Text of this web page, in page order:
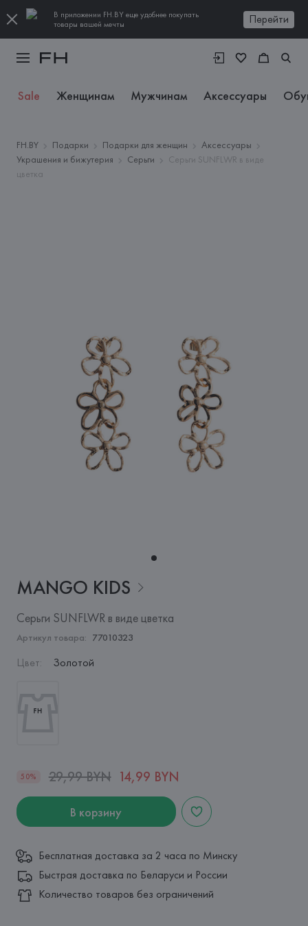
В приложении FH.BY еще удобнее покупать
товары вашей мечты
Перейти
Sale Женщинам Мужчинам Аксессуары
FH.BY Подарки Подарки для женщин
Аксессуары
Украшения и бижутерия
Серьги
Серьги SUNFLWR в виде
цветка
MANGO KIDS
Серьги SUNFLWR в виде цветка
Артикул товара: 77010323
Цвет: Золотой
50% 29,99 BYN 14,99 BYN
В корзину
Бесплатная доставка за 2 часа по Минску
Быстрая доставка по Беларуси и России
Количество товаров без ограничений